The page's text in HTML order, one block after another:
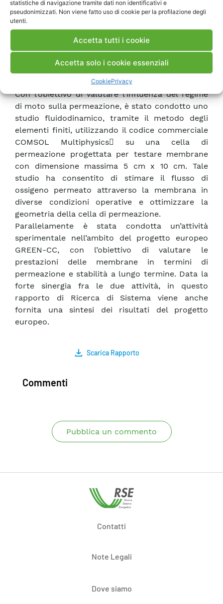
statistiche di navigazione tramite dati non identificativi e
pseudonimizzati. Non viene fatto uso di cookie per la profilazione degli
utenti.
Accetta tutti i cookie
Accetta solo i cookie essenziali
CookiePrivacy
Nell’applicazione delle tecnologie di separazione
a membrana si deve considerare che il flusso di
essere significativamente influenzato dalla
resistenza al trasporto di massa presente
fluidodinamica del modulo stesso.
Con l’obiettivo di valutare l’influenza del regime
di moto sulla permeazione, è stato condotto uno
studio fluidodinamico, tramite il metodo degli
elementi finiti, utilizzando il codice commerciale
COMSOL Multiphysics su una cella di
permeazione progettata per testare membrane
con dimensione massima 5 cm x 10 cm. Tale
studio ha consentito di stimare il flusso di
ossigeno permeato attraverso la membrana in
diverse condizioni operative e ottimizzare la
geometria della cella di permeazione.
Parallelamente è stata condotta un’attività
sperimentale nell’ambito del progetto europeo
GREEN-CC, con l’obiettivo di valutare le
prestazioni delle membrane in termini di
permeazione e stabilità a lungo termine. Data la
forte sinergia fra le due attività, in questo
rapporto di Ricerca di Sistema viene anche
fornita una sintesi dei risultati del progetto
europeo.
Scarica Rapporto
Commenti
Pubblica un commento
Contatti
Note Legali
Dove siamo